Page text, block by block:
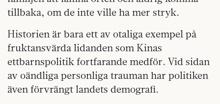
tillbaka, om de inte ville ha mer stryk.
Historien är bara ett av otaliga exempel på
fruktansvärda lidanden som Kinas
ettbarnspolitik fortfarande medför. Vid sidan
av oändliga personliga trauman har politiken
även förvrängt landets demografi.